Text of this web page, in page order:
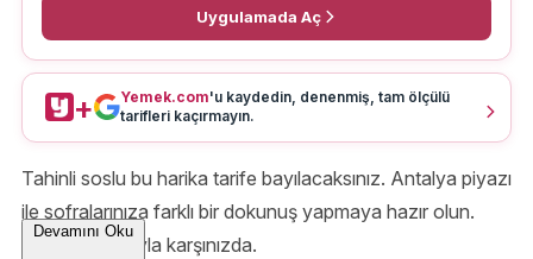
Uygulamada Aç
+ Yemek.com'u kaydedin, denenmiş, tam ölçülü
tarifleri kaçırmayın.
Tahinli soslu bu harika tarife bayılacaksınız. Antalya piyazı
ile sofralarınıza farklı bir dokunuş yapmaya hazır olun.
Tüm detaylarıyla karşınızda.
Devamını Oku